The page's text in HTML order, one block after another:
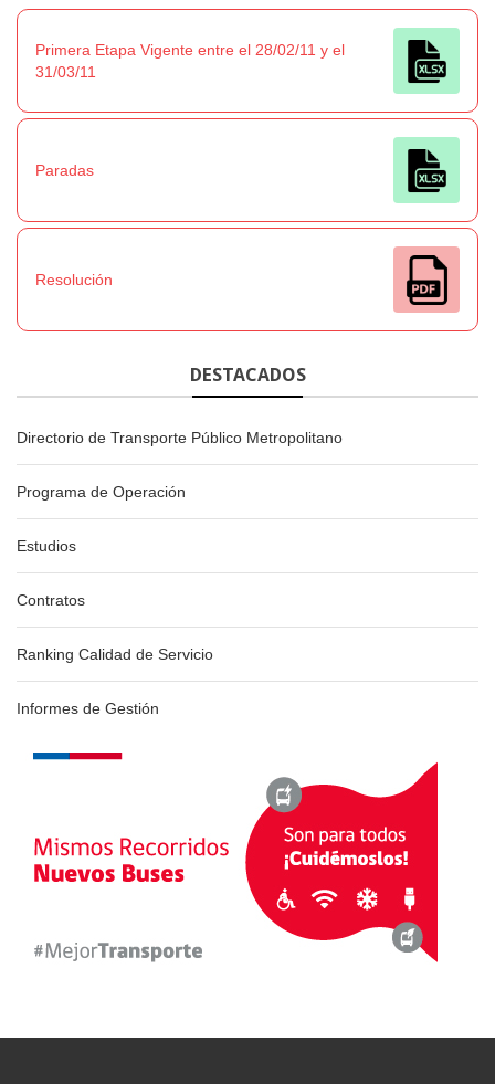
Primera Etapa Vigente entre el 28/02/11 y el
31/03/11
Paradas
Resolución
DESTACADOS
Directorio de Transporte Público Metropolitano
Programa de Operación
Estudios
Contratos
Ranking Calidad de Servicio
Informes de Gestión